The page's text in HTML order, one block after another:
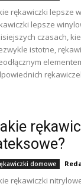
rękawiczki lepsze
lepsze
czasach,
istotne,
domowe
rękawiczki